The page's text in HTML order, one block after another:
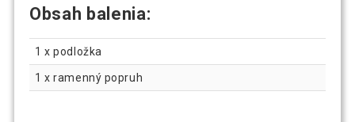
Obsah balenia:
1 x podložka
1 x ramenný popruh